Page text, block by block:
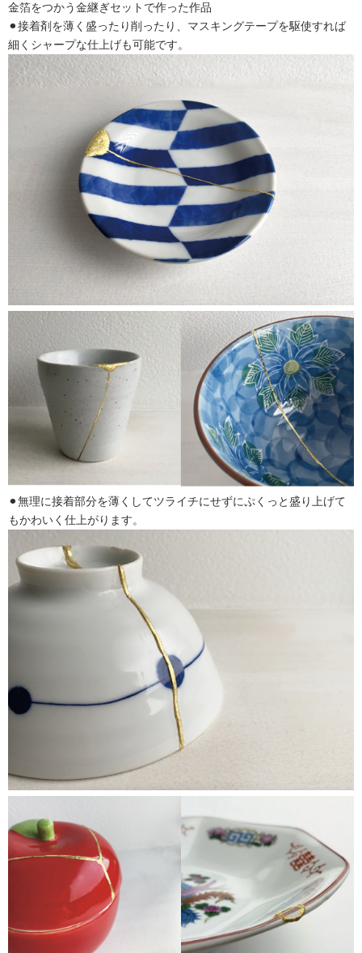
金箔をつかう金継ぎセットで作った作品
⚫︎接着剤を薄く盛ったり削ったり、マスキングテープを駆使すれば
細くシャープな仕上げも可能です。
⚫︎無理に接着部分を薄くしてツライチにせずにぷくっと盛り上げて
もかわいく仕上がります。